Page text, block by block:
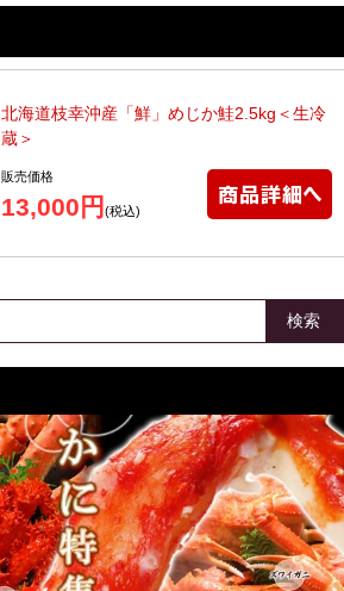
北海道枝幸沖産「鮮」めじか鮭2.5kg＜生冷
蔵＞
販売価格
13,000円 (税込)
検索